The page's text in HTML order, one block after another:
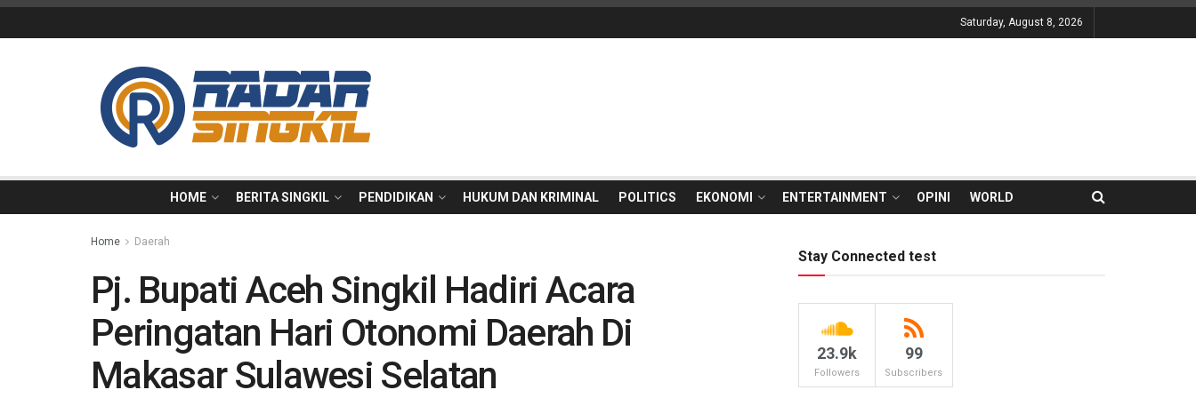
Saturday, August 8, 2026
HOME BERITA SINGKIL PENDIDIKAN HUKUM DAN KRIMINAL POLITICS EKONOMI ENTERTAINMENT OPINI WORLD
Home Daerah
Pj. Bupati Aceh Singkil Hadiri Acara
Peringatan Hari Otonomi Daerah Di
Makasar Sulawesi Selatan
Stay Connected test
23.9k
Followers
99
Subscribers